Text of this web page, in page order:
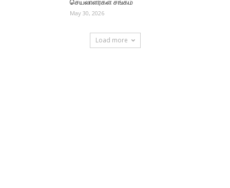
செயலாளர்கள் சங்கம்
May 30, 2026
Load more